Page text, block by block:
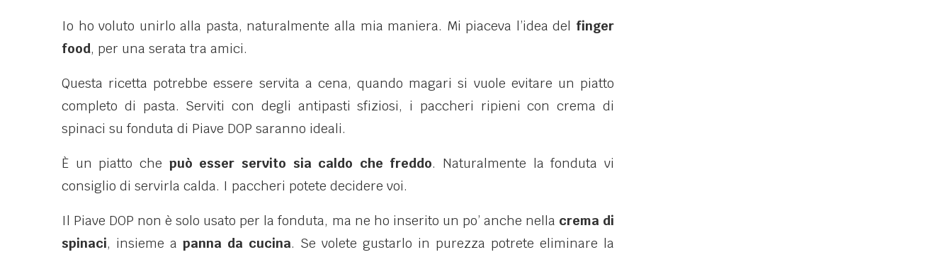
Io ho voluto unirlo alla pasta, naturalmente alla mia maniera. Mi piaceva l’idea del finger
food, per una serata tra amici.
Questa ricetta potrebbe essere servita a cena, quando magari si vuole evitare un piatto
completo di pasta. Serviti con degli antipasti sfiziosi, i paccheri ripieni con crema di
spinaci su fonduta di Piave DOP saranno ideali.
È un piatto che può esser servito sia caldo che freddo. Naturalmente la fonduta vi
consiglio di servirla calda. I paccheri potete decidere voi.
Il Piave DOP non è solo usato per la fonduta, ma ne ho inserito un po’ anche nella crema di
spinaci, insieme a panna da cucina. Se volete gustarlo in purezza potrete eliminare la